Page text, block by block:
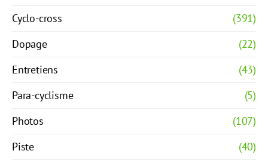
Cyclo-cross
(391)
Dopage
(22)
Entretiens
(43)
Para-cyclisme
(5)
Photos
(107)
Piste
(40)